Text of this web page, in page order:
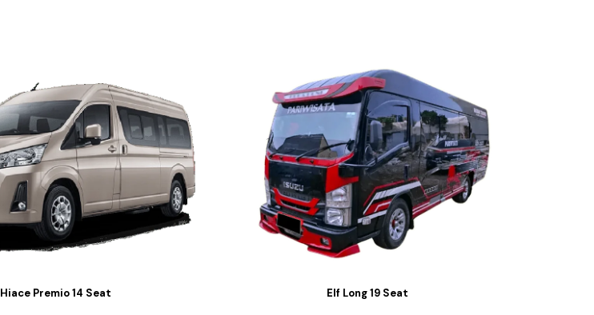
Hiace Premio 14 Seat Elf Long 19 Seat